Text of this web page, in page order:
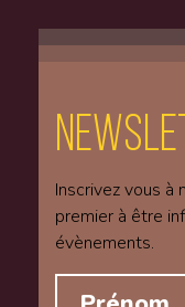
Inscrivez vous
premier à être
évènements.